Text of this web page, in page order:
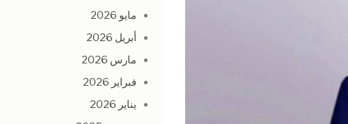
مايو 2026
أبريل 2026
مارس 2026
فبراير 2026
يناير 2026